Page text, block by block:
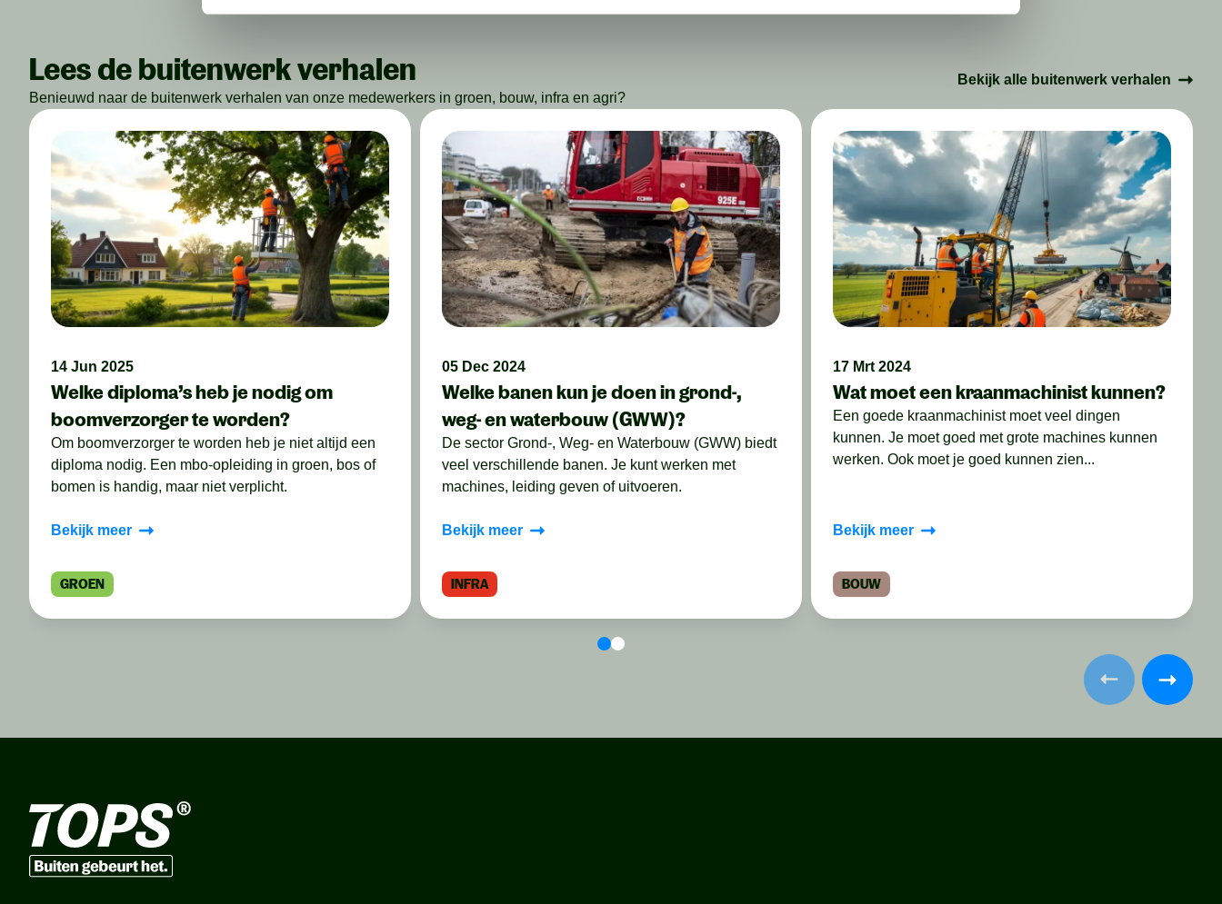
Lees de buitenwerk verhalen
Benieuwd naar de buitenwerk verhalen van onze medewerkers in groen, bouw, infra en agri?
Bekijk alle buitenwerk verhalen
14 Jun 2025
Welke diploma’s heb je nodig om
boomverzorger te worden?
Om boomverzorger te worden heb je niet altijd een
diploma nodig. Een mbo-opleiding in groen, bos of
bomen is handig, maar niet verplicht.
Bekijk meer
GROEN
05 Dec 2024
Welke banen kun je doen in grond-,
weg- en waterbouw (GWW)?
De sector Grond-, Weg- en Waterbouw (GWW) biedt
veel verschillende banen. Je kunt werken met
machines, leiding geven of uitvoeren.
Bekijk meer
INFRA
17 Mrt 2024
Wat moet een kraanmachinist kunnen?
Een goede kraanmachinist moet veel dingen
kunnen. Je moet goed met grote machines kunnen
werken. Ook moet je goed kunnen zien...
Bekijk meer
BOUW